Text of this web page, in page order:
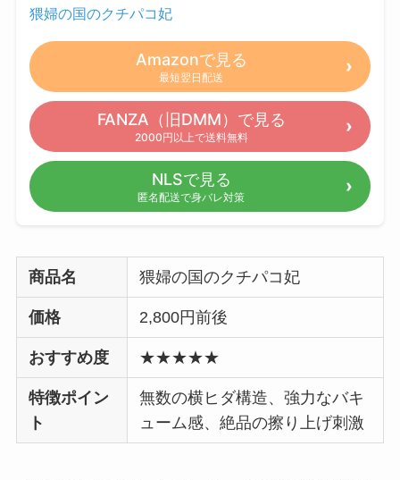
猥婦の国のクチパコ妃
Amazonで見る
最短翌日配送
FANZA（旧DMM）で見る
2000円以上で送料無料
NLSで見る
匿名配送で身バレ対策
商品名 猥婦の国のクチパコ妃
価格 2,800円前後
おすすめ度 ★★★★★
特徴ポイン
ト
無数の横ヒダ構造、強力なバキ
ューム感、絶品の擦り上げ刺激